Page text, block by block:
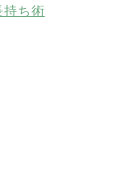
ち術